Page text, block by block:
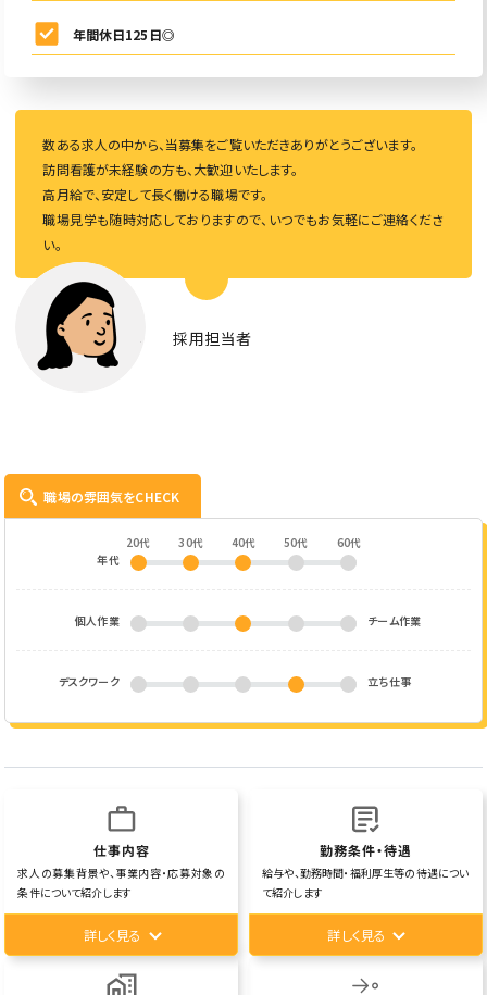
年間休日125日◎
採用担当者
数ある求人の中から、当募集をご覧いただきありがとうございます。
訪問看護が未経験の方も、大歓迎いたします。
高月給で、安定して長く働ける職場です。
職場見学も随時対応しておりますので、いつでもお気軽にご連絡くださ
い。
職場の雰囲気をCHECK
年代
20代 30代 40代 50代 60代
個人作業 チーム作業
デスクワーク 立ち仕事
仕事内容
求人の募集背景や、事業内容・応募対象の
条件について紹介します
詳しく見る
勤務条件・待遇
給与や、勤務時間・福利厚生等の待遇につい
て紹介します
詳しく見る